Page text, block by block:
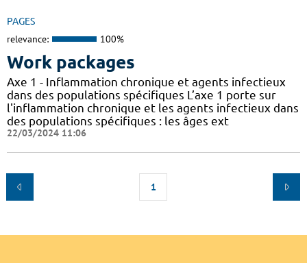
PAGES
relevance: 100%
Work packages
Axe 1 - Inflammation chronique et agents infectieux
dans des populations spécifiques L’axe 1 porte sur
l'inflammation chronique et les agents infectieux dans
des populations spécifiques : les âges ext
22/03/2024 11:06
1